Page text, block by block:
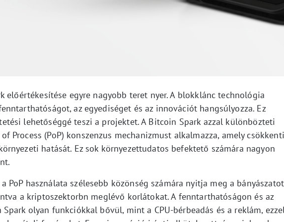
előértékesítése egyre nagyobb teret nyer. A blokklánc technológia
az egyediséget és az innovációt hangsúlyozza. Ez
lehetőséggé teszi a projektet. A Bitcoin Spark azzal különbözteti
Process (PoP) konszenzus mechanizmust alkalmazza, amely csökkenti
hatását. Ez sok környezettudatos befektető számára nagyon
PoP használata szélesebb közönség számára nyitja meg a bányászatot
a kriptoszektorbn meglévő korlátokat. A fenntarthatóságon és az
olyan funkciókkal bővül, mint a CPU-bérbeadás és a reklám,